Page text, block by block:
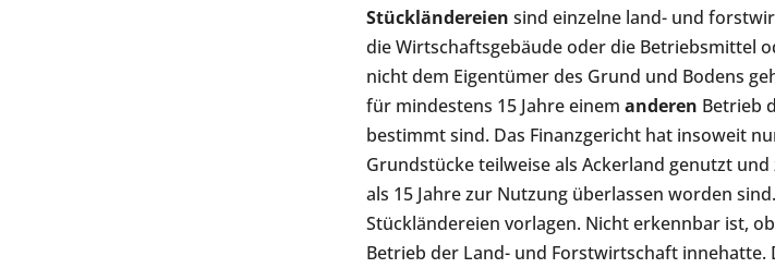
Stückländereien sind einzelne land- und
die Wirtschaftsgebäude oder die Betriebsmittel
nicht dem Eigentümer des Grund und Bodens
für mindestens 15 Jahre einem anderen Betrieb
bestimmt sind. Das Finanzgericht hat insoweit
Grundstücke teilweise als Ackerland genutzt
als 15 Jahre zur Nutzung überlassen worden
Stückländereien vorlagen. Nicht erkennbar ist,
Betrieb der Land- und Forstwirtschaft innehatte.